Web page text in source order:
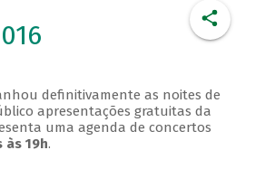
definitivamente as noites de
apresentações gratuitas da
uma agenda de concertos
19h.